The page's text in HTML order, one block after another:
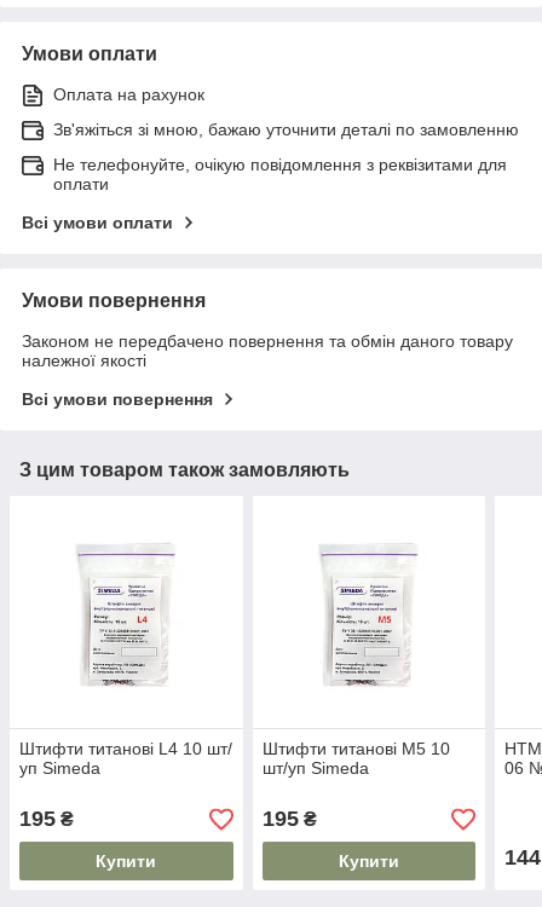
Умови оплати
Оплата на рахунок
Зв'яжіться зі мною, бажаю уточнити деталі по замовленню
Не телефонуйте, очікую повідомлення з реквізитами для
оплати
Всі умови оплати
Умови повернення
Законом не передбачено повернення та обмін даного товару
належної якості
Всі умови повернення
З цим товаром також замовляють
Штифти титанові L4 10 шт/
уп Simeda
195 ₴
Купити
Штифти титанові М5 10
шт/уп Simeda
195₴
Купити
НТМ
06
144